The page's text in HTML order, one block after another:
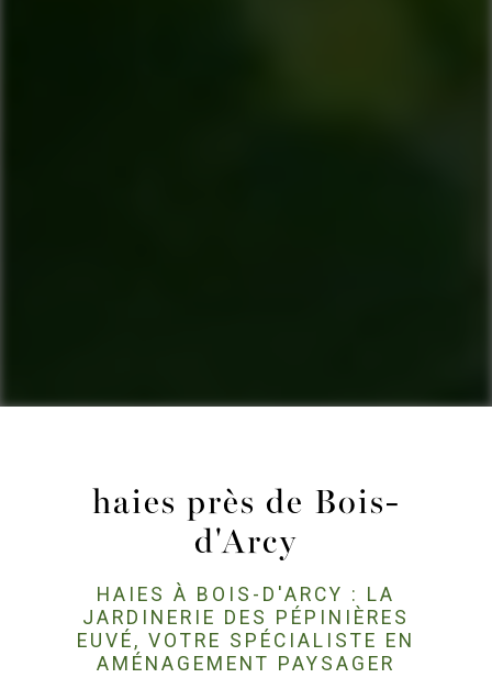
haies près de Bois-
d'Arcy
HAIES À BOIS-D'ARCY : LA
JARDINERIE DES PÉPINIÈRES
EUVÉ, VOTRE SPÉCIALISTE EN
AMÉNAGEMENT PAYSAGER